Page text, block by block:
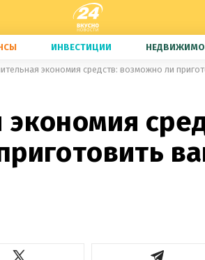
ИНВЕСТИЦИИ
экономия средств: возможно ли